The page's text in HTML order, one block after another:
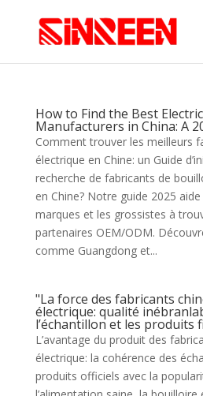
How to Find the Best
Manufacturers in China: A
Comment trouver les meilleurs
électrique en Chine: un Guide
recherche de fabricants de
en Chine? Notre guide 2025
marques et les grossistes à
partenaires OEM/ODM.
comme Guangdong et...
"La force des fabricants
électrique: qualité
l’échantillon et les produits
L’avantage du produit des
électrique: la cohérence des
produits officiels avec la